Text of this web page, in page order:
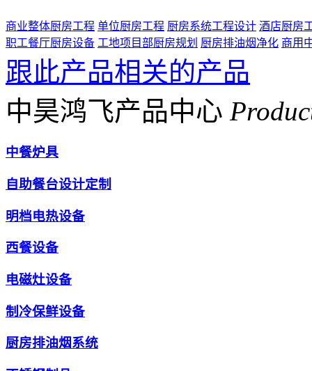
商业整体厨房工程 单位厨房工程 厨房系统工程设计 酒店厨房
职工餐厅厨房设备 工地项目部厨房规划 厨房排油烟净化 商用
跟此产品相关的产品
中昊鸿飞产品中心
中餐炉具
自助餐台设计定制
明档电热设备
西餐设备
电磁灶设备
制冷保鲜设备
厨房排油烟系统